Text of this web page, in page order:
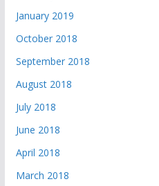
January 2019
October 2018
September 2018
August 2018
July 2018
June 2018
April 2018
March 2018